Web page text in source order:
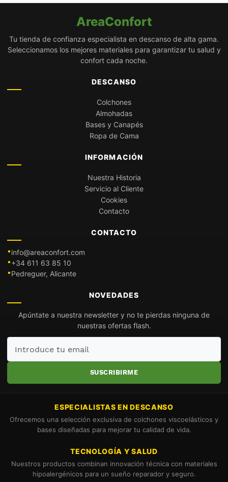
AreaConfort
Tu tienda de confianza especialista en descanso de alta gama.
Seleccionamos los mejores materiales para garantizar tu salud y
confort cada noche.
DESCANSO
Colchones
Almohadas
Bases y Canapés
Ropa de Cama
INFORMACIÓN
Nuestra Historia
Servicio al Cliente
Cookies
Contacto
CONTACTO
info@areaconfort.com
+34 611 63 85 10
Pedreguer, Alicante
NOVEDADES
Apúntate a nuestra newsletter y no te pierdas ninguna de
nuestras ofertas flash.
Introduce
email
SUSCRIBIRME
ESPECIALISTAS EN DESCANSO
Ofrecemos una selección exclusiva de colchones viscoelásticos y
bases diseñadas para mejorar tu calidad de vida.
TECNOLOGÍA Y SALUD
Nuestros productos combinan innovación técnica con materiales
hipoalergénicos para un sueño reparador y seguro.